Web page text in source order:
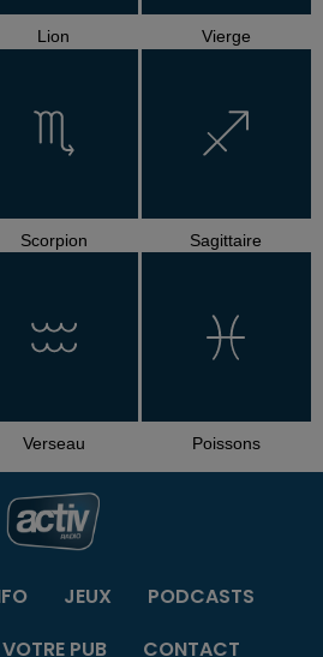
Lion Vierge
Scorpion Sagittaire
Verseau Poissons
JEUX
PODCASTS
VOTRE PUB CONTACT